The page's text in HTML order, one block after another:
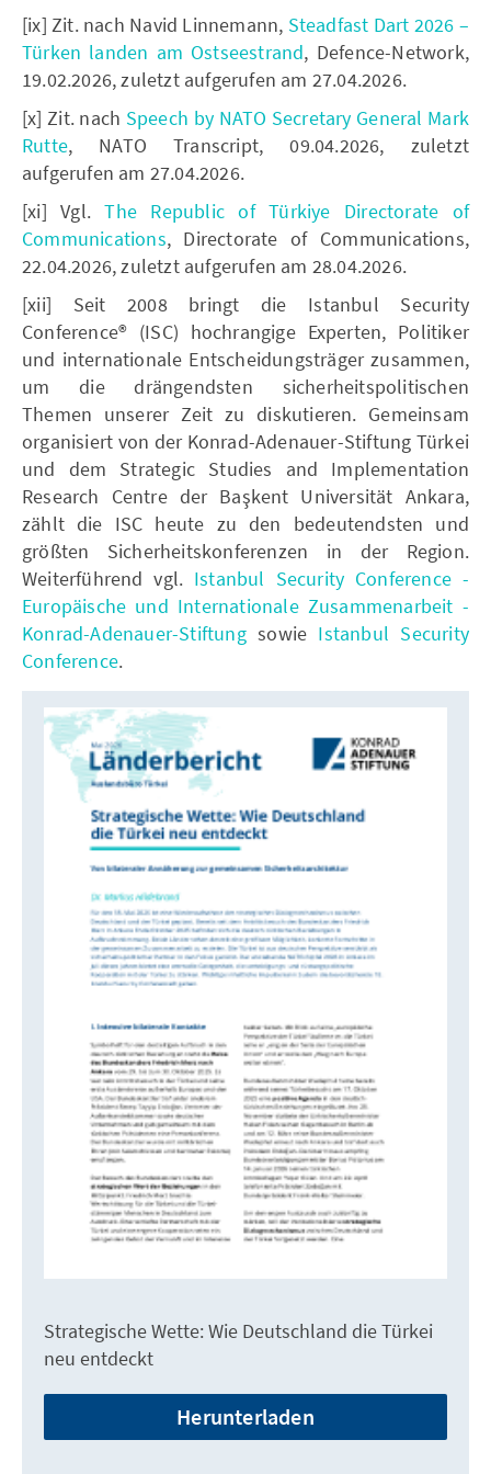
[ix] Zit. nach Navid Linnemann, Steadfast Dart 2026 –
Türken landen am Ostseestrand, Defence-Network,
19.02.2026, zuletzt aufgerufen am 27.04.2026.
[x] Zit. nach Speech by NATO Secretary General Mark
Rutte, NATO Transcript, 09.04.2026, zuletzt
aufgerufen am 27.04.2026.
[xi] Vgl.The Republic of Türkiye Directorate of
Communications, Directorate of Communications,
22.04.2026, zuletzt aufgerufen am 28.04.2026.
[xii] Seit 2008 bringt die Istanbul Security
Conference® (ISC) hochrangige Experten, Politiker
und internationale Entscheidungsträger zusammen,
um die drängendsten sicherheitspolitischen
Themen unserer Zeit zu diskutieren. Gemeinsam
organisiert von der Konrad-Adenauer-Stiftung Türkei
und dem Strategic Studies and Implementation
Research Centre der Başkent Universität Ankara,
zählt die ISC heute zu den bedeutendsten und
größten Sicherheitskonferenzen in der Region.
Weiterführend vgl. Istanbul Security Conference -
Europäische und Internationale Zusammenarbeit -
Konrad-Adenauer-Stiftungsowie Istanbul Security
Conference.
Strategische Wette: Wie Deutschland die Türkei
neu entdeckt
Herunterladen